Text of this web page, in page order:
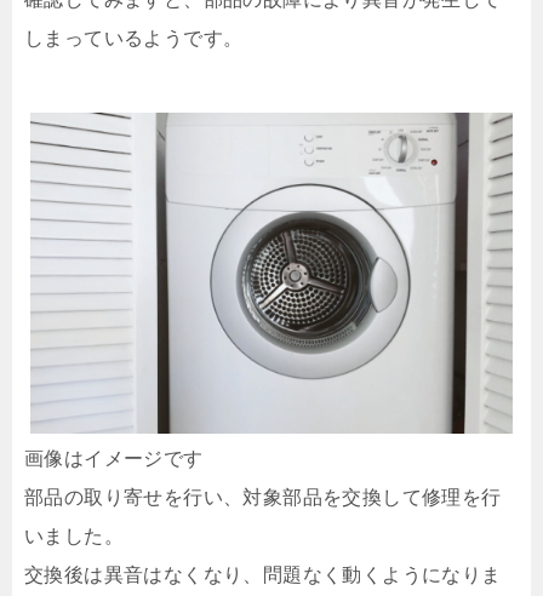
しまっているようです。
画像はイメージです
部品の取り寄せを行い、対象部品を交換して修理を行
いました。
交換後は異音はなくなり、問題なく動くようになりま